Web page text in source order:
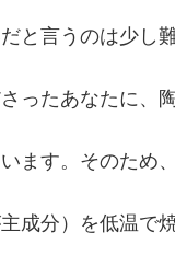
と言うのは少し
ったあなたに、
ます。そのため
成分）を低温で焼